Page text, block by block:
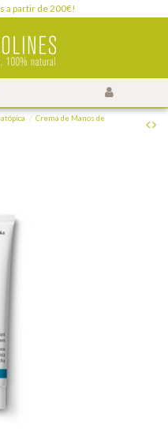
a partir de 200€!
Crema de Manos de